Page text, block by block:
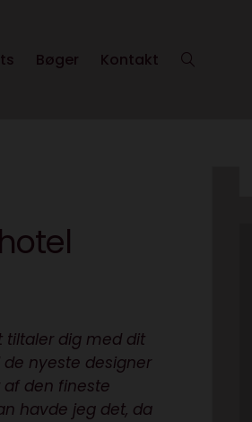
Bøger Kontakt
tiltaler dig med dit
nyeste designer
den fineste
havde jeg det, da